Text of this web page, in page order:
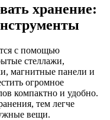
хранение:
с помощью
стеллажи,
магнитные панели и
огромное
компактно и удобно.
тем легче
вещи.